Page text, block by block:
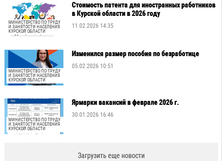
МИНИСТЕРСТВО ПО ТРУДУ
И ЗАНЯТОСТИ НАСЕЛЕНИЯ
КУРСКОЙ ОБЛАСТИ
Стоимость патента для иностранных работников
в Курской области в 2026 году
11.02.2026 14:35
МИНИСТЕРСТВО ПО ТРУДУ
И ЗАНЯТОСТИ НАСЕЛЕНИЯ
КУРСКОЙ ОБЛАСТИ
Изменился размер пособия по безработице
05.02.2026 10:51
МИНИСТЕРСТВО ПО ТРУДУ
И ЗАНЯТОСТИ НАСЕЛЕНИЯ
КУРСКОЙ ОБЛАСТИ
Ярмарки вакансий в феврале 2026 г.
30.01.2026 16:46
Загрузить еще новости